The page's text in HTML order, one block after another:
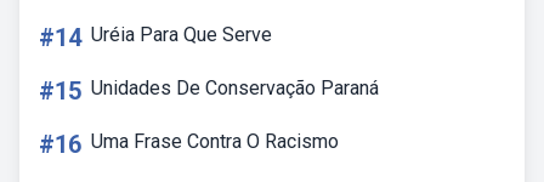
#14 Uréia Para Que Serve
#15 Unidades De Conservação Paraná
#16 Uma Frase Contra O Racismo